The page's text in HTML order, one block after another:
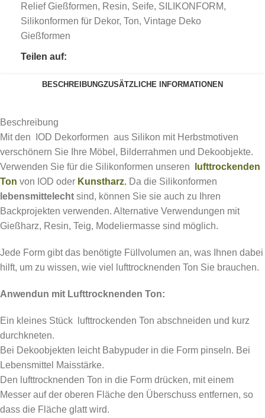
Relief Gießformen, Resin, Seife, SILIKONFORM,
Silikonformen für Dekor, Ton, Vintage Deko
Gießformen
Teilen auf:
BESCHREIBUNGZUSÄTZLICHE INFORMATIONEN
Beschreibung
Mit den IOD Dekorformen aus Silikon mit Herbstmotiven
verschönern Sie Ihre Möbel, Bilderrahmen und Dekoobjekte.
Verwenden Sie für die Silikonformen unseren
lufttrockenden
Ton von IOD oder Kunstharz. Da die Silikonformen
lebensmittelecht sind, können Sie sie auch zu Ihren
Backprojekten verwenden. Alternative Verwendungen mit
Gießharz, Resin, Teig, Modeliermasse sind möglich.
Jede Form gibt das benötigte Füllvolumen an, was Ihnen dabei
hilft, um zu wissen, wie viel lufttrocknenden Ton Sie brauchen.
Anwendun mit Lufttrocknenden Ton:
Ein kleines Stück lufttrockenden Ton abschneiden und kurz
durchkneten.
Bei Dekoobjekten leicht Babypuder in die Form pinseln. Bei
Lebensmittel Maisstärke.
Den lufttrocknenden Ton in die Form drücken, mit einem
Messer auf der oberen Fläche den Überschuss entfernen, so
dass die Fläche glatt wird.